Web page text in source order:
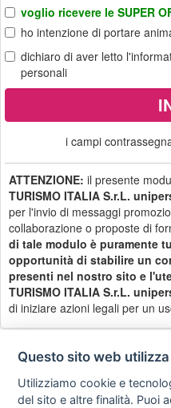
voglio ricevere le SUPER
ho intenzione di portare
dichiaro di aver letto
personali
i campi
ATTENZIONE: il presente
TURISMO ITALIA S.r.L.
per l'invio di messaggi
collaborazione o proposte di
di tale modulo è puramente
opportunità di stabilire un
presenti nel nostro sito e
TURISMO ITALIA S.r.L.
di iniziare azioni legali per un
Privacy
policy
Questo sito web
Utilizziamo cookie e
del sito e altre finalità. Puoi